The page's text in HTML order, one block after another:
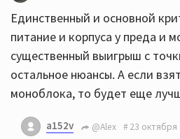
Единственный и основной
питание и корпуса у преда и
существенный выигрыш с
остальное нюансы. А если
моноблока, то будет еще
a152v @Alex 23 октября